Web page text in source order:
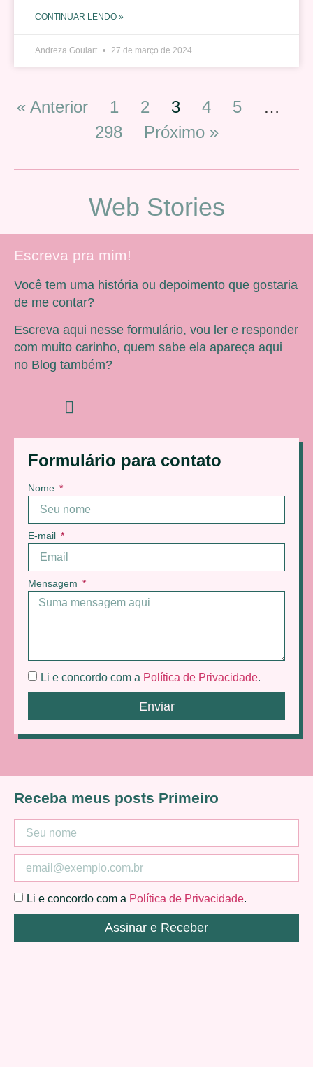
CONTINUAR LENDO »
Andreza Goulart 27 de março de 2024
« Anterior 1 2 3 4 5
…
298
Próximo »
Web Stories
Formulário para contato
Nome
E-mail
Mensagem
Li e concordo com a Política de Privacidade.
Enviar
Escreva pra mim!
Você tem uma história ou depoimento que gostaria
de me contar?
Escreva aqui nesse formulário, vou ler e responder
com muito carinho, quem sabe ela apareça aqui
no Blog também?
Receba meus posts Primeiro
Li e concordo com a Política de Privacidade.
Assinar e Receber